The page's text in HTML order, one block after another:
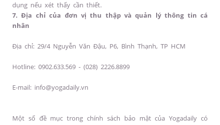
dụng nếu xét thấy cần thiết.
7. Địa chỉ của đơn vị thu thập và quản lý thông tin cá
nhân
Địa chỉ: 29/4 Nguyễn Văn Đậu, P6, Bình Thạnh, TP HCM
Hotline: 0902.633.569 - (028) 2226.8899
E-mail: info@yogadaily.vn
Một số đề mục trong chính sách bảo mật của Yogadaily có